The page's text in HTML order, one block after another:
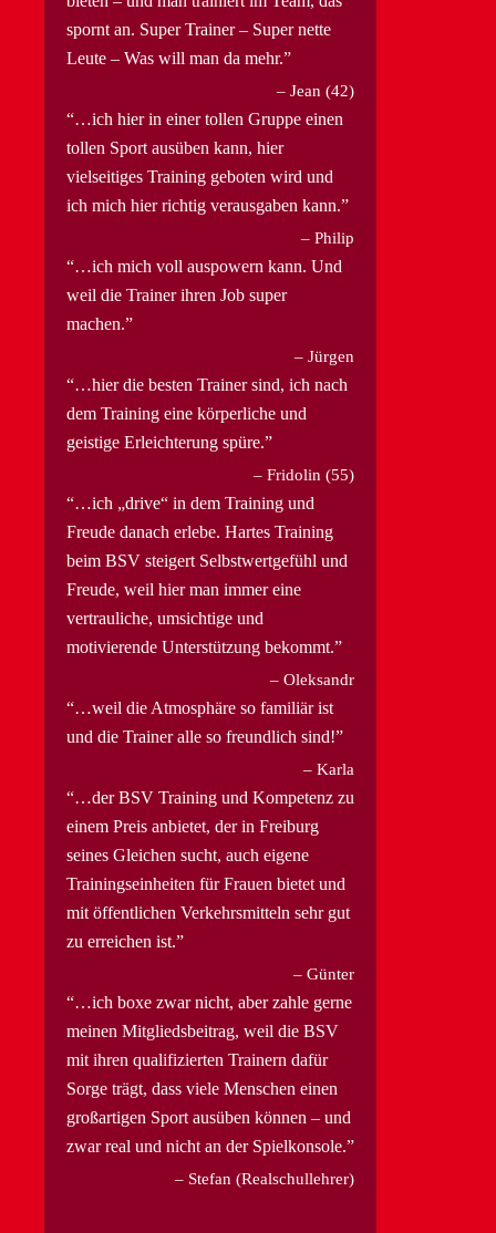
spornt an. Super Trainer – Super nette
Leute – Was will man da mehr.
Jean (42)
…ich hier in einer tollen Gruppe einen
tollen Sport ausüben kann, hier
vielseitiges Training geboten wird und
ich mich hier richtig verausgaben kann.
Philip
…ich mich voll auspowern kann. Und
weil die Trainer ihren Job super
machen.
Jürgen
…hier die besten Trainer sind, ich nach
dem Training eine körperliche und
geistige Erleichterung spüre.
Fridolin (55)
…ich „drive“ in dem Training und
Freude danach erlebe. Hartes Training
beim BSV steigert Selbstwertgefühl und
Freude, weil hier man immer eine
vertrauliche, umsichtige und
motivierende Unterstützung bekommt.
Oleksandr
…weil die Atmosphäre so familiär ist
und die Trainer alle so freundlich sind!
Karla
…der BSV Training und Kompetenz zu
einem Preis anbietet, der in Freiburg
seines Gleichen sucht, auch eigene
Trainingseinheiten für Frauen bietet und
mit öffentlichen Verkehrsmitteln sehr gut
zu erreichen ist.
Günter
…ich boxe zwar nicht, aber zahle gerne
meinen Mitgliedsbeitrag, weil die BSV
mit ihren qualifizierten Trainern dafür
Sorge trägt, dass viele Menschen einen
großartigen Sport ausüben können – und
zwar real und nicht an der Spielkonsole.
Stefan (Realschullehrer)